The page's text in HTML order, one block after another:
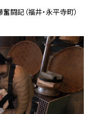
記（福井・永平寺町）